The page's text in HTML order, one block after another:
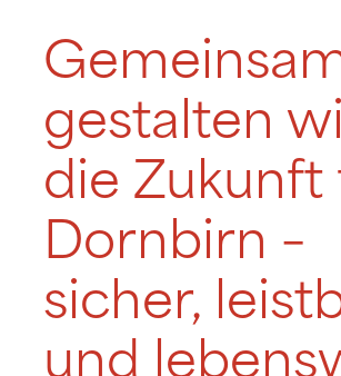
gestalten
die Zukunft
Dornbirn –
sicher,
und